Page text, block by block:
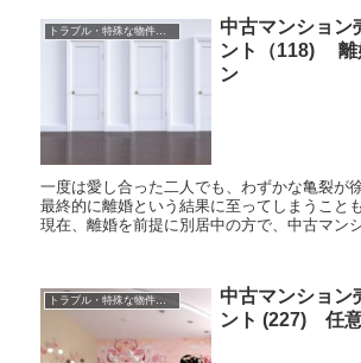
トラブル・特殊な物件の売却
中古マンション
ント（118) 離
ン
一度は愛し合った二人でも、わずかな亀裂が
最終的に離婚という結果に至ってしまうこと
現在、離婚を前提に別居中の方で、中古マン
トラブル・特殊な物件の売却
中古マンション
ント (227) 任